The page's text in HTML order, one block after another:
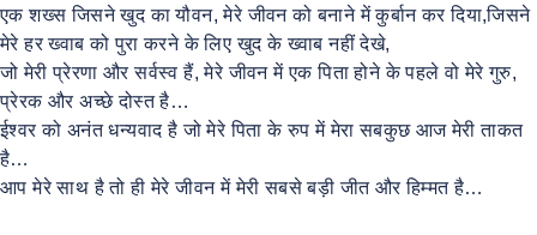
एक शख्स जिसने खुद का यौवन, मेरे जीवन को बनाने में कुर्बान कर दिया,जिसने
मेरे हर ख्वाब को पुरा करने के लिए खुद के ख्वाब नहीं देखे,
जो मेरी प्रेरणा और सर्वस्व हैं, मेरे जीवन में एक पिता होने के पहले वो मेरे गुरु,
प्रेरक और अच्छे दोस्त है…
ईश्वर को अनंत धन्यवाद है जो मेरे पिता के रुप में मेरा सबकुछ आज मेरी ताकत
है…
आप मेरे साथ है तो ही मेरे जीवन में मेरी सबसे बड़ी जीत और हिम्मत है…